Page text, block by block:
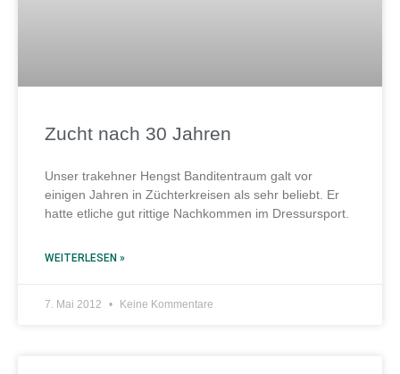
Zucht nach 30 Jahren
Unser trakehner Hengst Banditentraum galt vor
einigen Jahren in Züchterkreisen als sehr beliebt. Er
hatte etliche gut rittige Nachkommen im Dressursport.
WEITERLESEN »
7. Mai 2012 Keine Kommentare